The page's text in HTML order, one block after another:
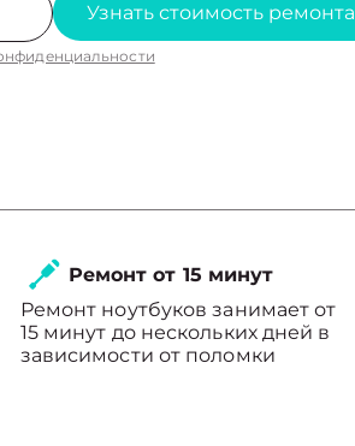
Узнать стоимость ремонта
Ремонт от 15 минут
Ремонт ноутбуков занимает от
15 минут до нескольких дней в
зависимости от поломки